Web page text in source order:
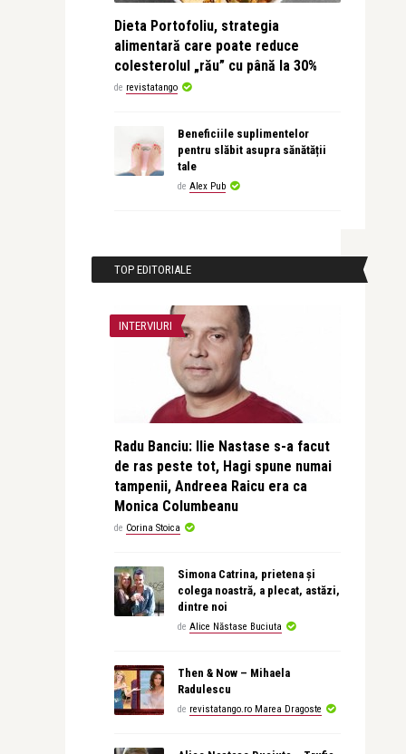
Dieta Portofoliu, strategia
alimentară care poate reduce
colesterolul „rău” cu până la 30%
de revistatango
Beneficiile suplimentelor
pentru slăbit asupra sănătății
tale
de Alex Pub
TOP EDITORIALE
INTERVIURI
Radu Banciu: Ilie Nastase s-a facut
de ras peste tot, Hagi spune numai
tampenii, Andreea Raicu era ca
Monica Columbeanu
de Corina Stoica
Simona Catrina, prietena și
colega noastră, a plecat, astăzi,
dintre noi
de Alice Năstase Buciuta
Then & Now – Mihaela
Radulescu
de revistatango.ro Marea Dragoste